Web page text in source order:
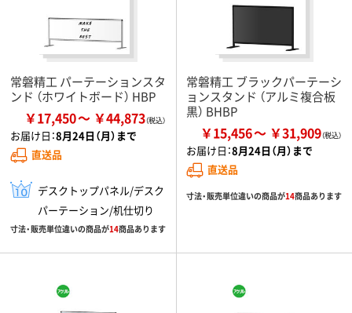
常磐精工 パーテーションスタ
ンド （ホワイトボード） HBP
￥17,450 ￥44,873
お届け日：8月24日（月）まで
直送品
デスクトップパネル/デスク
パーテーション/机仕切り
寸法・販売単位違いの商品が14商品あります
常磐精工 ブラックパーテーシ
ョンスタンド （アルミ複合板
黒） BHBP
￥15,456 ￥31,909
お届け日：8月24日（月）まで
直送品
寸法・販売単位違いの商品が14商品あります